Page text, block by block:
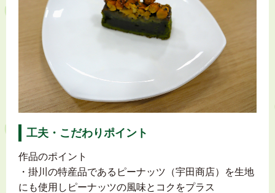
工夫・こだわりポイント
作品のポイント
・掛川の特産品であるピーナッツ（宇田商店）を生地
にも使用しピーナッツの風味とコクをプラス